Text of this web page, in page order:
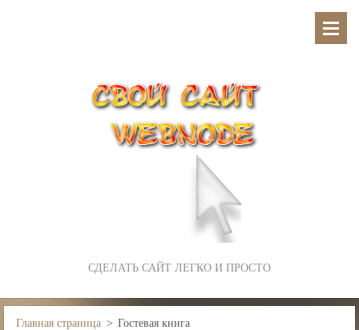
СДЕЛАТЬ САЙТ ЛЕГКО И ПРОСТО
Главная страница > Гостевая книга